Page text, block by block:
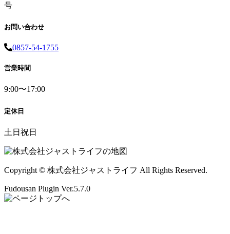
号
お問い合わせ
0857-54-1755
営業時間
9:00〜17:00
定休日
土日祝日
Copyright © 株式会社ジャストライフ All Rights Reserved.
Fudousan Plugin Ver.5.7.0